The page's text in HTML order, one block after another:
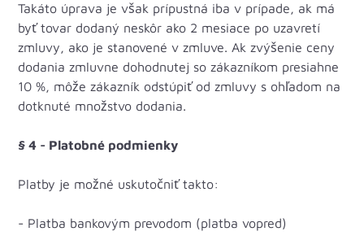
Takáto úprava je však prípustná iba v prípade, ak má
byť tovar dodaný neskôr ako 2 mesiace po uzavretí
zmluvy, ako je stanovené v zmluve. Ak zvýšenie ceny
dodania zmluvne dohodnutej so zákazníkom presiahne
10 %, môže zákazník odstúpiť od zmluvy s ohľadom na
dotknuté množstvo dodania.
§ 4 - Platobné podmienky
Platby je možné uskutočniť takto:
- Platba bankovým prevodom (platba vopred)